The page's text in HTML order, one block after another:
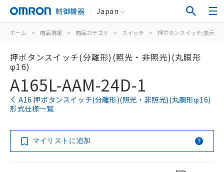
制御機器 Japan
ホーム > 商品情報 > 商品カテゴリ > スイッチ > 押ボタンスイッチ/表示灯
押ボタンスイッチ(分離形)(照光・非照光)(丸胴形
φ16)
A165L-AAM-24D-1
A16 押ボタンスイッチ(分離形)(照光・非照光)(丸胴形φ16)
形式仕様一覧
マイリストに追加